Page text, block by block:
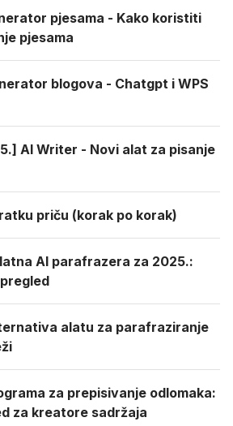
pjesama - Kako koristiti
pjesama
blogova - Chatgpt i WPS
AI Writer - Novi alat za pisanje
priču (korak po korak)
AI parafrazera za 2025.:
alatu za parafraziranje
za prepisivanje odlomaka:
za kreatore sadržaja